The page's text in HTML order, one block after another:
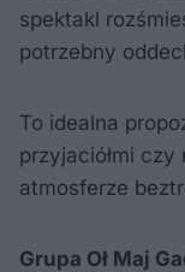
spektakl
potrzebny
To idealna
przyjaciółmi
atmosferze
Grupa Oł Maj